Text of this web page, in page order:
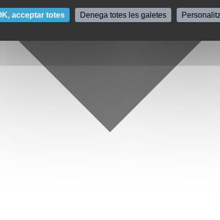
acceptar totes Denega totes les galetes